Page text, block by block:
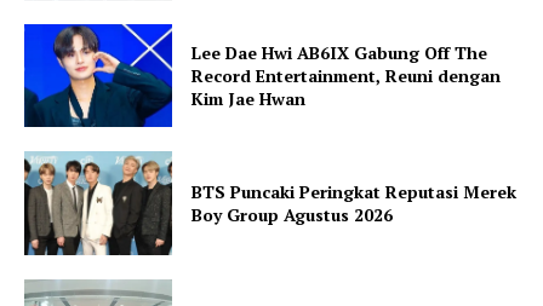
Lee Dae Hwi AB6IX Gabung Off The
Record Entertainment, Reuni dengan
Kim Jae Hwan
BTS Puncaki Peringkat Reputasi Merek
Boy Group Agustus 2026